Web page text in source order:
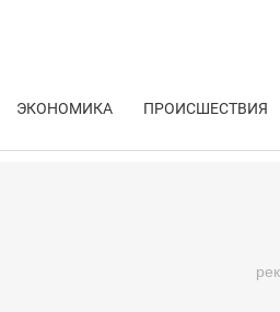
ЭКОНОМИКА ПРОИСШЕСТВИЯ